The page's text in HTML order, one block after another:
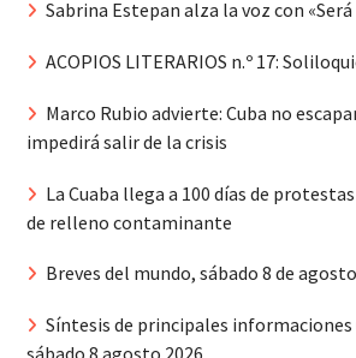
Sabrina Estepan alza la voz con
ACOPIOS LITERARIOS n.º 17:
Marco Rubio advierte: Cuba no
impedirá salir de la crisis
La Cuaba llega a 100 días de
de relleno contaminante
Breves del mundo, sábado 8 de
Síntesis de principales